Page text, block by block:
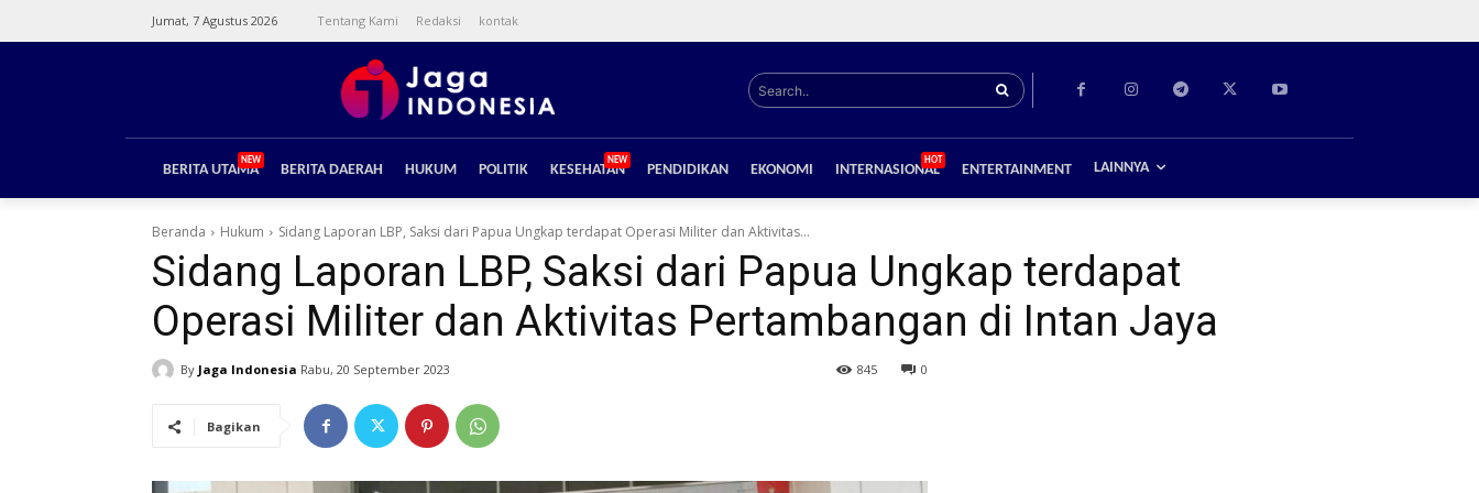
Jumat, 7 Agustus 2026 Tentang Kami Redaksi kontak
Search..
BERITA UTAMA
NEW
BERITA DAERAH HUKUM POLITIK KESEHATAN
NEW
PENDIDIKAN EKONOMI INTERNASIONAL
HOT
ENTERTAINMENT LAINNYA
Beranda Hukum Sidang Laporan LBP, Saksi dari Papua Ungkap terdapat Operasi Militer dan Aktivitas...
Sidang Laporan LBP, Saksi dari Papua Ungkap terdapat
Operasi Militer dan Aktivitas Pertambangan di Intan Jaya
By Jaga Indonesia Rabu, 20 September 2023 0
845
Bagikan